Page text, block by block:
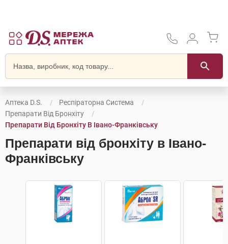
Аптека D.S.
Респіраторна Система
Препарати Від Бронхіту
Препарати Від Бронхіту В Івано-Франківську
Препарати від бронхіту в Івано-
Франківську